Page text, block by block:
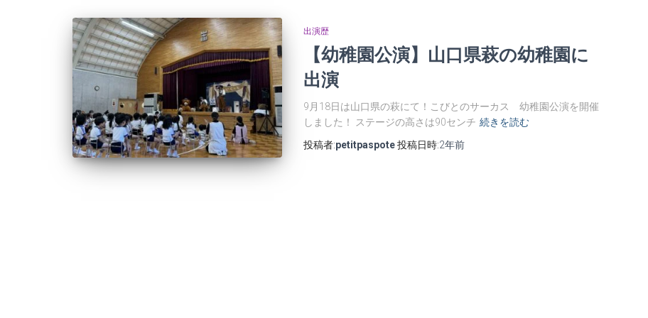
出演歴
【幼稚園公演】山口県萩の幼稚園に
出演
9月18日は山口県の萩にて！こびとのサーカス 幼稚園公演を開催
しました！ ステージの高さは90センチ 続きを読む
投稿者:petitpaspote投稿日時:2年前